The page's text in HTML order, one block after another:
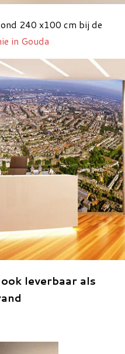
240 x100 cm bij de
in Gouda
leverbaar als